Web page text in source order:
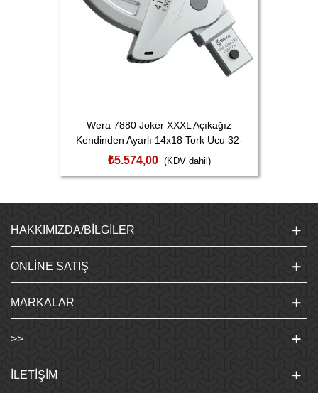
Wera 7880 Joker XXXL Açıkağız
Kendinden Ayarlı 14x18 Tork Ucu 32-
41mm 050201740011
₺5.574,00 (KDV dahil)
HAKKIMIZDA/BILGILER
ONLINE SATIŞ
MARKALAR
>>
İLETIŞIM